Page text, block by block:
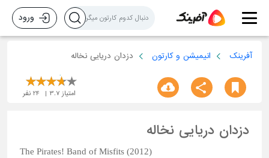
ورود
آفرینک انیمیشن و کارتون دزدان دریایی نخاله
امتیاز 3.7
24 نفر
دزدان دریایی نخاله
The Pirates! Band of Misfits (2012)